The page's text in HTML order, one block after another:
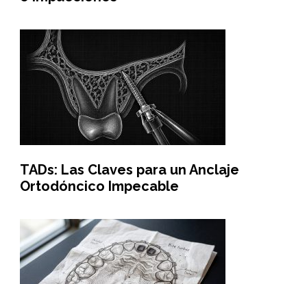
TADs: Las Claves para un Anclaje
Ortodóncico Impecable